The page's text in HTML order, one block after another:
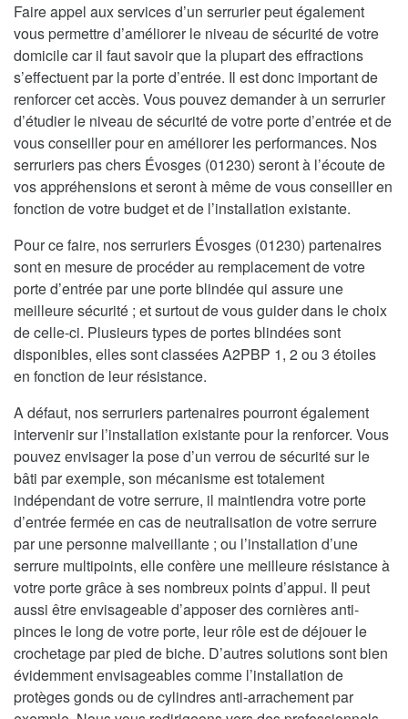
Faire appel aux services d’un serrurier peut également
vous permettre d’améliorer le niveau de sécurité de votre
domicile car il faut savoir que la plupart des effractions
s’effectuent par la porte d’entrée. Il est donc important de
renforcer cet accès. Vous pouvez demander à un serrurier
d’étudier le niveau de sécurité de votre porte d’entrée et de
vous conseiller pour en améliorer les performances. Nos
serruriers pas chers Évosges (01230) seront à l’écoute de
vos appréhensions et seront à même de vous conseiller en
fonction de votre budget et de l’installation existante.
Pour ce faire, nos serruriers Évosges (01230) partenaires
sont en mesure de procéder au remplacement de votre
porte d’entrée par une porte blindée qui assure une
meilleure sécurité ; et surtout de vous guider dans le choix
de celle-ci. Plusieurs types de portes blindées sont
disponibles, elles sont classées A2PBP 1, 2 ou 3 étoiles
en fonction de leur résistance.
A défaut, nos serruriers partenaires pourront également
intervenir sur l’installation existante pour la renforcer. Vous
pouvez envisager la pose d’un verrou de sécurité sur le
bâti par exemple, son mécanisme est totalement
indépendant de votre serrure, il maintiendra votre porte
d’entrée fermée en cas de neutralisation de votre serrure
par une personne malveillante ; ou l’installation d’une
serrure multipoints, elle confère une meilleure résistance à
votre porte grâce à ses nombreux points d’appui. Il peut
aussi être envisageable d’apposer des cornières anti-
pinces le long de votre porte, leur rôle est de déjouer le
crochetage par pied de biche. D’autres solutions sont bien
évidemment envisageables comme l’installation de
protèges gonds ou de cylindres anti-arrachement par